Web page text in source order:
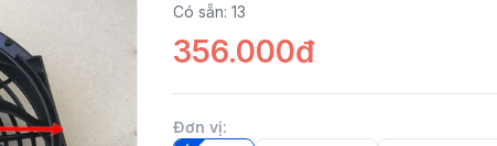
Có sẵn: 13
356.000đ
Đơn vị: